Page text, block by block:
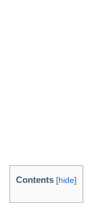
Contents [hide]